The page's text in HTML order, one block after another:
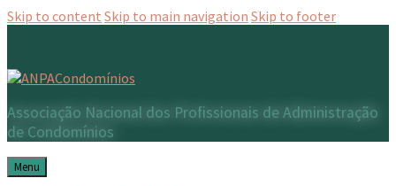
Skip to content Skip to main navigation Skip to footer
Associação Nacional dos Profissionais de Administração
de Condomínios
Menu